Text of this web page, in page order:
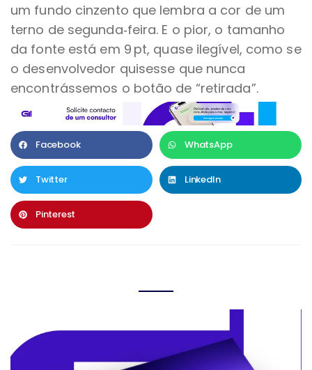
um fundo cinzento que lembra a cor de um
terno de segunda‑feira. E o pior, o tamanho
da fonte está em 9 pt, quase ilegível, como se
o desenvolvedor quisesse que nunca
encontrássemos o botão de “retirada”.
Facebook WhatsApp
Twitter LinkedIn
Pinterest